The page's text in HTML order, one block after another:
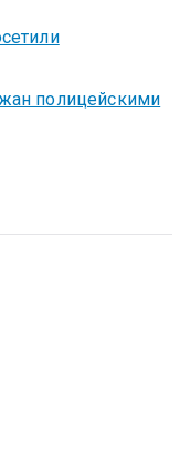
полицейскими